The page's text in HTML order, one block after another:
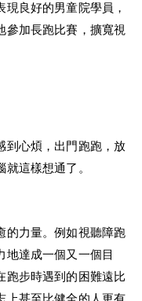
良好的男童院學員，
參加長跑比賽，擴寬視
到心煩，出門跑跑，放
這樣想通了。
的力量。例如視聽障跑
地達成一個又一個目
跑步時遇到的困難遠比
上甚至比健全的人更有